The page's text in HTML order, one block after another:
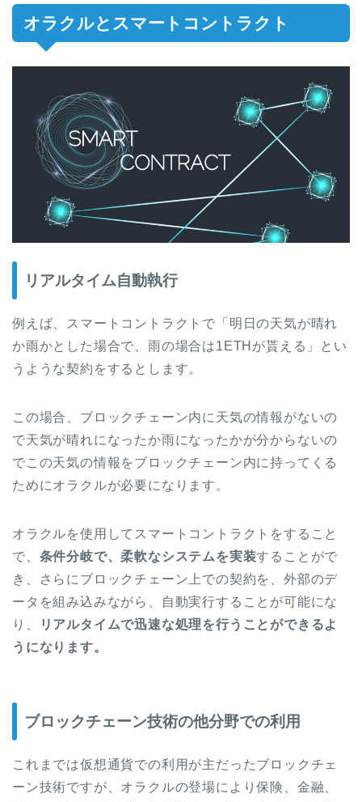
オラクルとスマートコントラクト
リアルタイム自動執行
例えば、スマートコントラクトで「明日の天気が晴れ
か雨かとした場合で、雨の場合は1ETHが貰える」とい
うような契約をするとします。
この場合、ブロックチェーン内に天気の情報がないの
で天気が晴れになったか雨になったかが分からないの
でこの天気の情報をブロックチェーン内に持ってくる
ためにオラクルが必要になります。
オラクルを使用してスマートコントラクトをすること
で、 条件分岐で、柔軟なシステムを実装することがで
き、
さらにブロックチェーン上での契約を、外部のデ
ータを組み込みながら、自動実行することが可能にな
り、
リアルタイムで迅速な処理を行うことができるよ
うになります。
ブロックチェーン技術の他分野での利用
これまでは仮想通貨での利用が主だったブロックチェ
ーン技術ですが、オラクルの登場により保険、金融、